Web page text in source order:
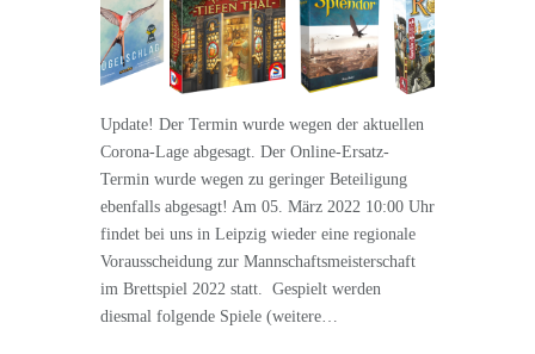
Update! Der Termin wurde wegen der aktuellen
Corona-Lage abgesagt. Der Online-Ersatz-
Termin wurde wegen zu geringer Beteiligung
ebenfalls abgesagt! Am 05. März 2022 10:00 Uhr
findet bei uns in Leipzig wieder eine regionale
Vorausscheidung zur Mannschaftsmeisterschaft
im Brettspiel 2022 statt. Gespielt werden
diesmal folgende Spiele (weitere…